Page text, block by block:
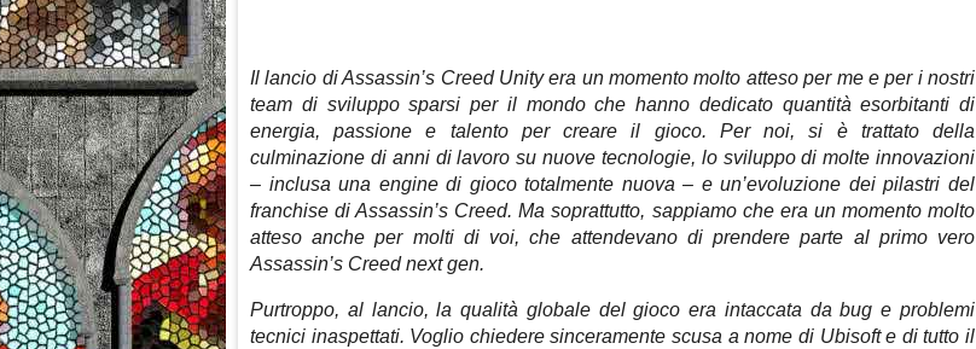
Il lancio di Assassin’s Creed Unity era un momento molto atteso per me e per i nostri
team di sviluppo sparsi per il mondo che hanno dedicato quantità esorbitanti di
energia, passione e talento per creare il gioco. Per noi, si è trattato della
culminazione di anni di lavoro su nuove tecnologie, lo sviluppo di molte innovazioni
– inclusa una engine di gioco totalmente nuova – e un’evoluzione dei pilastri del
franchise di Assassin’s Creed. Ma soprattutto, sappiamo che era un momento molto
atteso anche per molti di voi, che attendevano di prendere parte al primo vero
Assassin’s Creed next gen.
Purtroppo, al lancio, la qualità globale del gioco era intaccata da bug e problemi
tecnici inaspettati. Voglio chiedere sinceramente scusa a nome di Ubisoft e di tutto il